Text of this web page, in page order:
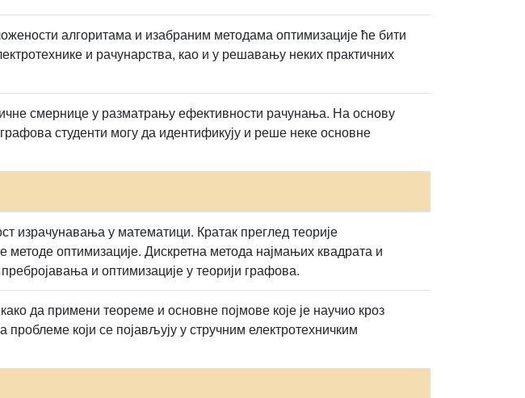
алгоритама и изабраним методама оптимизације ће бити
и рачунарства, као и у решавању неких практичних
смернице у разматрању ефективности рачунања. На основу
студенти могу да идентификују и реше неке основне
израчунавања у математици. Кратак преглед теорије
оптимизације. Дискретна метода најмањих квадрата и
и оптимизације у теорији графова.
да примени теореме и основне појмове које је научио кроз
који се појављују у стручним електротехничким